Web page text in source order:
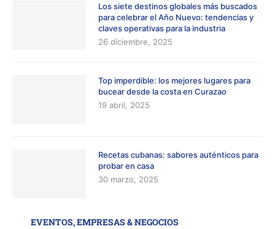
Los siete destinos globales más buscados
para celebrar el Año Nuevo: tendencias y
claves operativas para la industria
26 diciembre, 2025
Top imperdible: los mejores lugares para
bucear desde la costa en Curazao
19 abril, 2025
Recetas cubanas: sabores auténticos para
probar en casa
30 marzo, 2025
EVENTOS, EMPRESAS & NEGOCIOS